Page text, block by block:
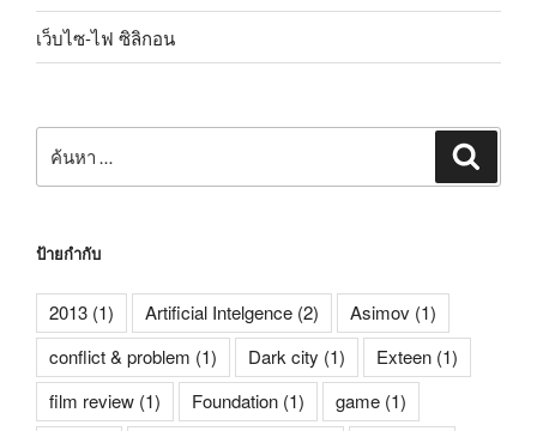
เว็บไซ-ไฟ ซิลิกอน
ป้ายกำกับ
2013 (1) Artificial Intelgence (2) Asimov (1)
conflict & problem (1) Dark city (1) Exteen (1)
film review (1) Foundation (1) game (1)